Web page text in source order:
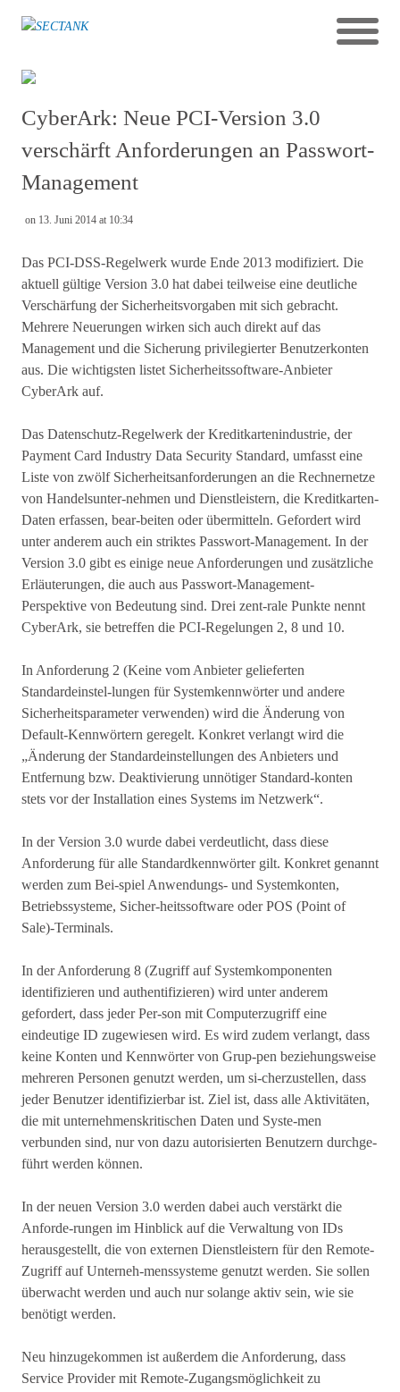
CyberArk: Neue PCI-Version 3.0
verschärft Anforderungen an Passwort-
Management
on 13. Juni 2014 at 10:34
Das PCI-DSS-Regelwerk wurde Ende 2013 modifiziert. Die
aktuell gültige Version 3.0 hat dabei teilweise eine deutliche
Verschärfung der Sicherheitsvorgaben mit sich gebracht.
Mehrere Neuerungen wirken sich auch direkt auf das
Management und die Sicherung privilegierter Benutzerkonten
aus. Die wichtigsten listet Sicherheitssoftware-Anbieter
CyberArk auf.
Das Datenschutz-Regelwerk der Kreditkartenindustrie, der
Payment Card Industry Data Security Standard, umfasst eine
Liste von zwölf Sicherheitsanforderungen an die Rechnernetze
von Handelsunter-nehmen und Dienstleistern, die Kreditkarten-
Daten erfassen, bear-beiten oder übermitteln. Gefordert wird
unter anderem auch ein striktes Passwort-Management. In der
Version 3.0 gibt es einige neue Anforderungen und zusätzliche
Erläuterungen, die auch aus Passwort-Management-
Perspektive von Bedeutung sind. Drei zent-rale Punkte nennt
CyberArk, sie betreffen die PCI-Regelungen 2, 8 und 10.
In Anforderung 2 (Keine vom Anbieter gelieferten
Standardeinstel-lungen für Systemkennwörter und andere
Sicherheitsparameter verwenden) wird die Änderung von
Default-Kennwörtern geregelt. Konkret verlangt wird die
„Änderung der Standardeinstellungen des Anbieters und
Entfernung bzw. Deaktivierung unnötiger Standard-konten
stets vor der Installation eines Systems im Netzwerk“.
In der Version 3.0 wurde dabei verdeutlicht, dass diese
Anforderung für alle Standardkennwörter gilt. Konkret genannt
werden zum Bei-spiel Anwendungs- und Systemkonten,
Betriebssysteme, Sicher-heitssoftware oder POS (Point of
Sale)-Terminals.
In der Anforderung 8 (Zugriff auf Systemkomponenten
identifizieren und authentifizieren) wird unter anderem
gefordert, dass jeder Per-son mit Computerzugriff eine
eindeutige ID zugewiesen wird. Es wird zudem verlangt, dass
keine Konten und Kennwörter von Grup-pen beziehungsweise
mehreren Personen genutzt werden, um si-cherzustellen, dass
jeder Benutzer identifizierbar ist. Ziel ist, dass alle Aktivitäten,
die mit unternehmenskritischen Daten und Syste-men
verbunden sind, nur von dazu autorisierten Benutzern durchge-
führt werden können.
In der neuen Version 3.0 werden dabei auch verstärkt die
Anforde-rungen im Hinblick auf die Verwaltung von IDs
herausgestellt, die von externen Dienstleistern für den Remote-
Zugriff auf Unterneh-menssysteme genutzt werden. Sie sollen
überwacht werden und auch nur solange aktiv sein, wie sie
benötigt werden.
Neu hinzugekommen ist außerdem die Anforderung, dass
Service Provider mit Remote-Zugangsmöglichkeit zu